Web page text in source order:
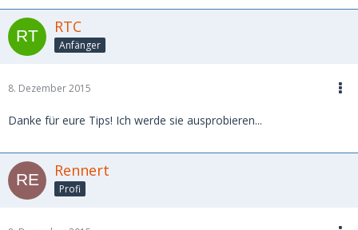
RTC
Anfänger
8. Dezember 2015
Danke für eure Tips! Ich werde sie ausprobieren...
Rennert
Profi